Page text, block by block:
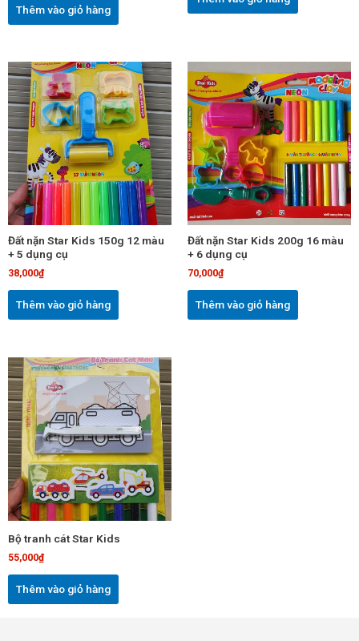
Thêm vào giỏ hàng
Đất nặn Star Kids 150g 12 màu
+ 5 dụng cụ
38,000₫
Thêm vào giỏ hàng
Đất nặn Star Kids 200g 16 màu
+ 6 dụng cụ
70,000₫
Thêm vào giỏ hàng
Bộ tranh cát Star Kids
55,000₫
Thêm vào giỏ hàng